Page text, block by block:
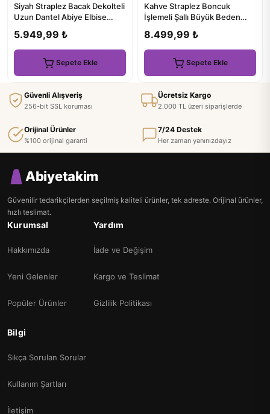
Siyah Straplez Bacak Dekolteli
Uzun Dantel Abiye Elbise
5.949,99 ₺
Sepete Ekle
Kahve Straplez Boncuk
İşlemeli Şallı Büyük Beden
8.499,99 ₺
Sepete Ekle
Güvenli Alışveriş
256-bit SSL koruması
Ücretsiz Kargo
2.000 TL üzeri siparişlerde
Orijinal Ürünler
%100 orijinal garanti
7/24 Destek
Her zaman yanınızdayız
Abiyetakim
Güvenilir tedarikçilerden seçilmiş kaliteli ürünler, tek adreste. Orijinal ürünler,
hızlı teslimat.
Kurumsal
Hakkımızda
Yeni Gelenler
Popüler Ürünler
Yardım
İade ve Değişim
Kargo ve Teslimat
Gizlilik Politikası
Bilgi
Sıkça Sorulan Sorular
Kullanım Şartları
İletişim